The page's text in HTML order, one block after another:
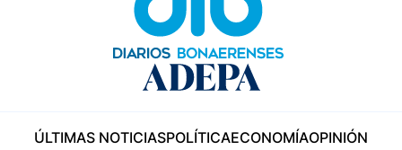
ÚLTIMAS NOTICIASPOLÍTICAECONOMÍAOPINIÓN